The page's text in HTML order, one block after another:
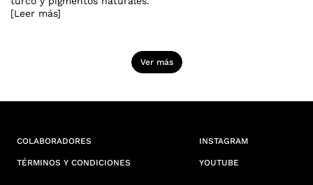
[Leer más]
Ver más
COLABORADORES
TÉRMINOS Y CONDICIONES
INSTAGRAM
YOUTUBE